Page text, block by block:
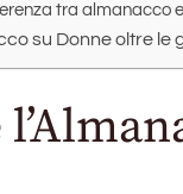
tra almanacco
su Donne oltre le